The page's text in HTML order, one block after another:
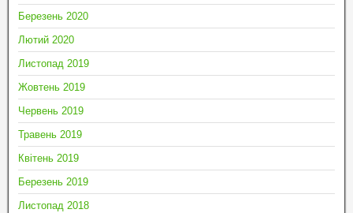
Березень 2020
Лютий 2020
Листопад 2019
Жовтень 2019
Червень 2019
Травень 2019
Квітень 2019
Березень 2019
Листопад 2018